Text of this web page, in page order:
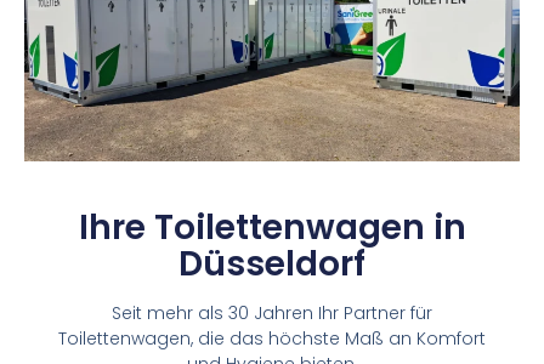
Ihre Toilettenwagen in
Düsseldorf
Seit mehr als 30 Jahren Ihr Partner für
Toilettenwagen, die das höchste Maß an Komfort